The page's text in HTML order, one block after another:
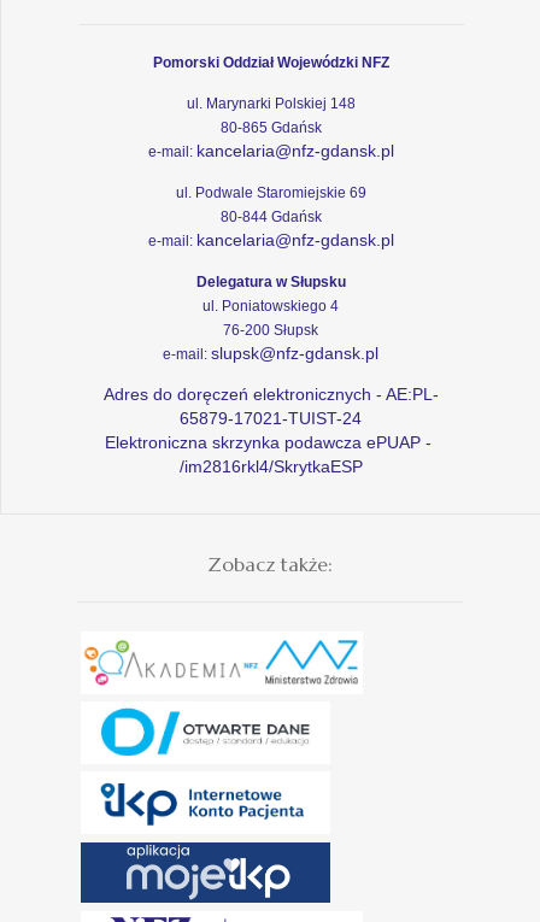
Pomorski Oddział Wojewódzki NFZ
ul. Marynarki Polskiej 148
80-865 Gdańsk
e-mail: kancelaria@nfz-gdansk.pl
ul. Podwale Staromiejskie 69
80-844 Gdańsk
e-mail: kancelaria@nfz-gdansk.pl
Delegatura w Słupsku
ul. Poniatowskiego 4
76-200 Słupsk
e-mail: slupsk@nfz-gdansk.pl
Adres do doręczeń elektronicznych - AE:PL-
65879-17021-TUIST-24
Elektroniczna skrzynka podawcza ePUAP -
/im2816rkl4/SkrytkaESP
Zobacz także: